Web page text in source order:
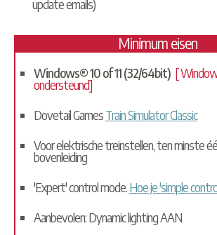
update emails)
Minimum eisen
Windows® 10 of 11 (32/64bit) [
ondersteund]
Dovetail GamesTrain Simulator Classic
Voor elektrische treinstellen, ten minste
bovenleiding
'Expert' control mode.Hoe je 'simple
Aanbevolen: Dynamic lighting AAN